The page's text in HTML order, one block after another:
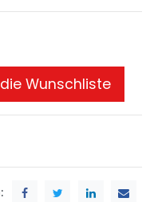
Wunschliste